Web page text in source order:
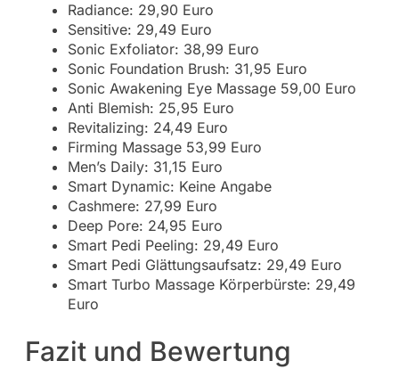
Radiance: 29,90 Euro
Sensitive: 29,49 Euro
Sonic Exfoliator: 38,99 Euro
Sonic Foundation Brush: 31,95 Euro
Sonic Awakening Eye Massage 59,00 Euro
Anti Blemish: 25,95 Euro
Revitalizing: 24,49 Euro
Firming Massage 53,99 Euro
Men’s Daily: 31,15 Euro
Smart Dynamic: Keine Angabe
Cashmere: 27,99 Euro
Deep Pore: 24,95 Euro
Smart Pedi Peeling: 29,49 Euro
Smart Pedi Glättungsaufsatz: 29,49 Euro
Smart Turbo Massage Körperbürste: 29,49
Euro
Fazit und Bewertung